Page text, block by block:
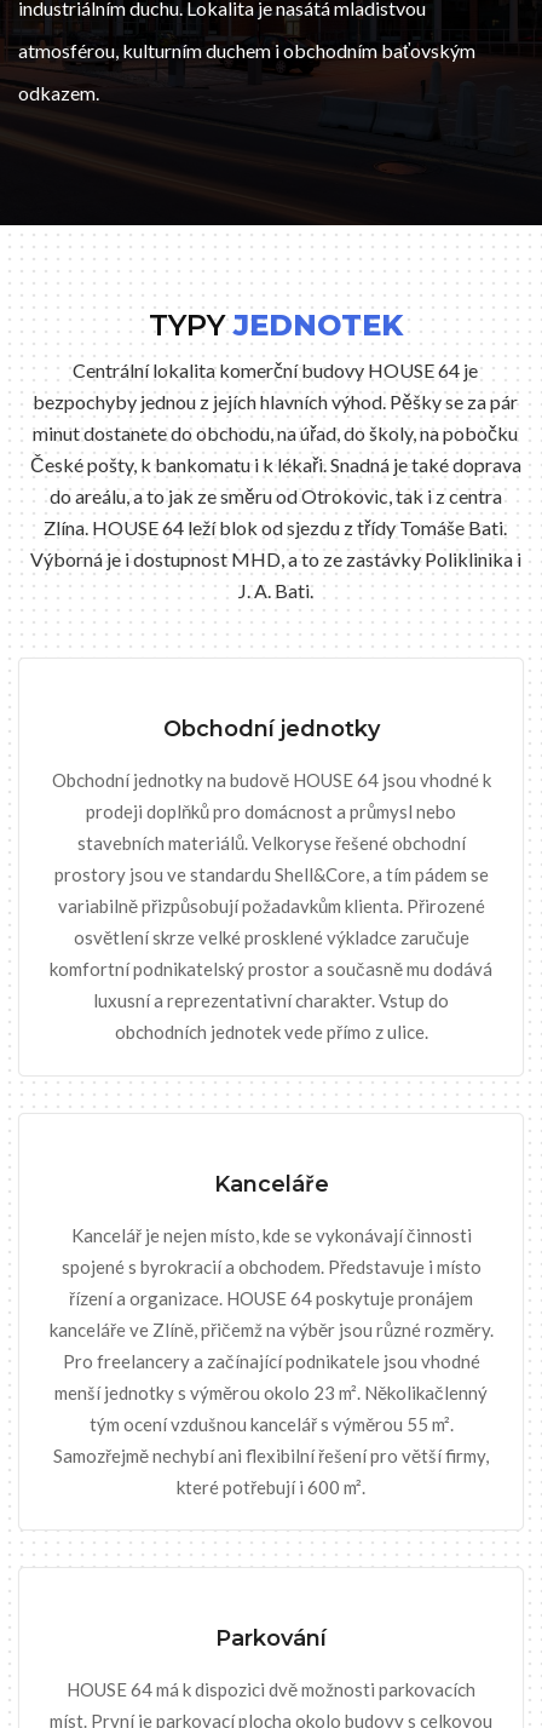
industriálním duchu. Lokalita je nasátá mladistvou
atmosférou, kulturním duchem i obchodním baťovským
odkazem.
TYPYJEDNOTEK
Centrální lokalita komerční budovy HOUSE 64 je
bezpochyby jednou z jejích hlavních výhod. Pěšky se za pár
minut dostanete do obchodu, na úřad, do školy, na pobočku
České pošty, k bankomatu i k lékaři. Snadná je také doprava
do areálu, a to jak ze směru od Otrokovic, tak i z centra
Zlína. HOUSE 64 leží blok od sjezdu z třídy Tomáše Bati.
Výborná je i dostupnost MHD, a to ze zastávky Poliklinika i
J. A. Bati.
Obchodní jednotky
Obchodní jednotky na budově HOUSE 64 jsou vhodné k
prodeji doplňků pro domácnost a průmysl nebo
stavebních materiálů. Velkoryse řešené obchodní
prostory jsou ve standardu Shell&Core, a tím pádem se
variabilně přizpůsobují požadavkům klienta. Přirozené
osvětlení skrze velké prosklené výkladce zaručuje
komfortní podnikatelský prostor a současně mu dodává
luxusní a reprezentativní charakter. Vstup do
obchodních jednotek vede přímo z ulice.
Kanceláře
Kancelář je nejen místo, kde se vykonávají činnosti
spojené s byrokracií a obchodem. Představuje i místo
řízení a organizace. HOUSE 64 poskytuje pronájem
kanceláře ve Zlíně, přičemž na výběr jsou různé rozměry.
Pro freelancery a začínající podnikatele jsou vhodné
menší jednotky s výměrou okolo 23 m². Několikačlenný
tým ocení vzdušnou kancelář s výměrou 55 m².
Samozřejmě nechybí ani flexibilní řešení pro větší firmy,
které potřebují i 600 m².
Parkování
HOUSE 64 má k dispozici dvě možnosti parkovacích
míst. První je parkovací plocha okolo budovy s celkovou